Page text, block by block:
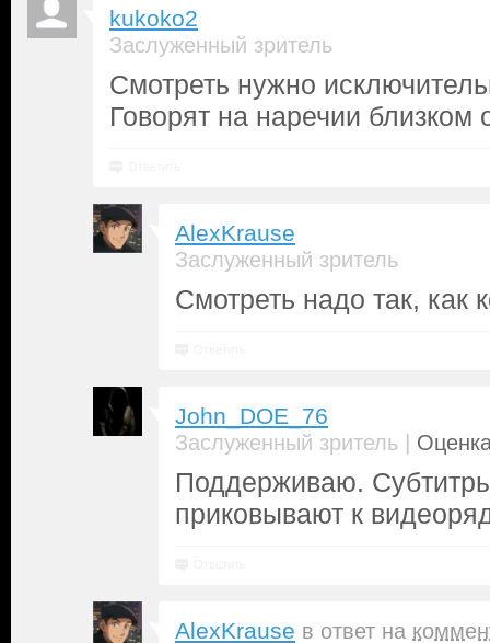
kukoko2
Заслуженный зритель
Смотреть нужно
Говорят на наречии близком
AlexKrause
Заслуженный зритель
Смотреть надо так, как
John_DOE_76
Заслуженный зритель |
Поддерживаю.
приковывают к
AlexKrause в ответ на